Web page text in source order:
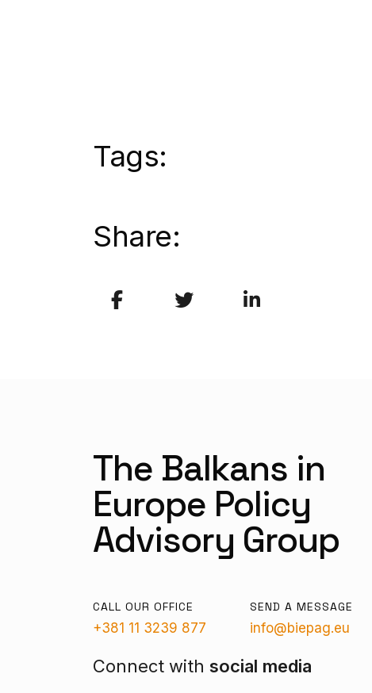
Tags:
Share:
The Balkans in
Europe Policy
Advisory Group
CALL OUR OFFICE
+381 11 3239 877
SEND A MESSAGE
info@biepag.eu
Connect with social media